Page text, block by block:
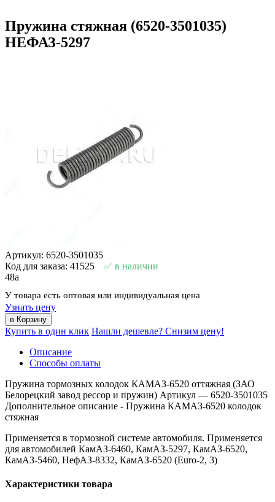
Пружина стяжная (6520-3501035)
НЕФАЗ-5297
Артикул: 6520-3501035
Код для заказа: 41525
в наличии
48a
У товара есть оптовая или индивидуальная цена
Узнать цену
Купить в один клик Нашли дешевле? Снизим цену!
Описание
Способы оплаты
Пружина тормозных колодок КАМАЗ-6520 оттяжная (ЗАО
Белорецкий завод рессор и пружин) Артикул — 6520-3501035
Дополнительное описание - Пружина КАМАЗ-6520 колодок
стяжная
Применяется в тормозной системе автомобиля. Применяется
для автомобилей КамАЗ-6460, КамАЗ-5297, КамАЗ-6520,
КамАЗ-5460, НефАЗ-8332, КамАЗ-6520 (Euro-2, 3)
Характеристики товара